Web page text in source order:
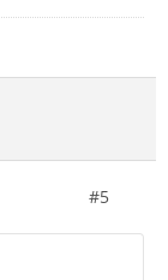
#5